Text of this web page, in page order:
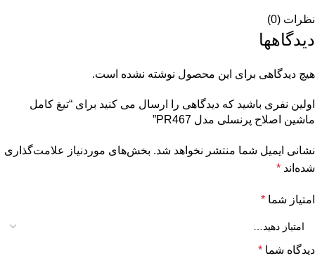
نظرات (0)
دیدگاهها
هیچ دیدگاهی برای این محصول نوشته نشده است.
اولین نفری باشید که دیدگاهی را ارسال می کنید برای “تیغ کامل
ماشین اصلاح پرنسلی مدل PR467”
نشانی ایمیل شما منتشر نخواهد شد. بخش‌های موردنیاز علامت‌گذاری
شده‌اند *
امتیاز شما *
دیدگاه شما *